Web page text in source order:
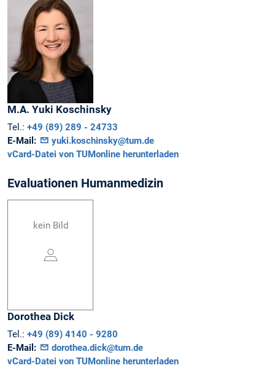
M.A. Yuki Koschinsky
Tel.: +49 (89) 289 - 24733
E-Mail:
yuki.koschinsky@tum.de
vCard-Datei von TUMonline herunterladen
Evaluationen Humanmedizin
kein Bild
Dorothea Dick
Tel.: +49 (89) 4140 - 9280
E-Mail:
dorothea.dick@tum.de
vCard-Datei von TUMonline herunterladen